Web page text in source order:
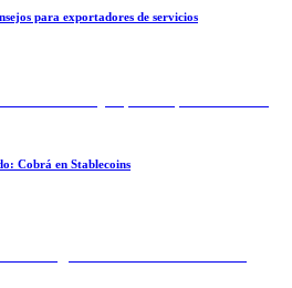
para exportadores de servicios
Cobrá en Stablecoins